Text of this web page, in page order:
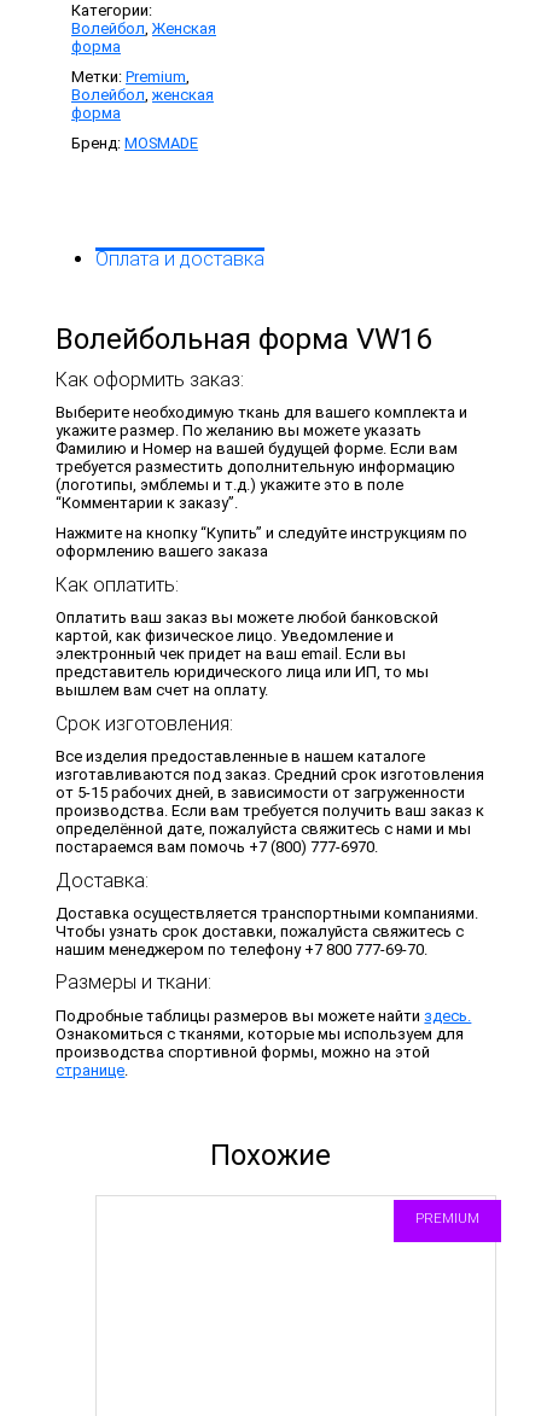
Категории:
Волейбол, Женская
форма
Метки: Premium,
Волейбол, женская
форма
Бренд: MOSMADE
Оплата и доставка
Волейбольная форма VW16
Как оформить заказ:
Выберите необходимую ткань для вашего комплекта и
укажите размер. По желанию вы можете указать
Фамилию и Номер на вашей будущей форме. Если вам
требуется разместить дополнительную информацию
(логотипы, эмблемы и т.д.) укажите это в поле
“Комментарии к заказу”.
Нажмите на кнопку “Купить” и следуйте инструкциям по
оформлению вашего заказа
Как оплатить:
Оплатить ваш заказ вы можете любой банковской
картой, как физическое лицо. Уведомление и
электронный чек придет на ваш email. Если вы
представитель юридического лица или ИП, то мы
вышлем вам счет на оплату.
Срок изготовления:
Все изделия предоставленные в нашем каталоге
изготавливаются под заказ. Средний срок изготовления
от 5-15 рабочих дней, в зависимости от загруженности
производства. Если вам требуется получить ваш заказ к
определённой дате, пожалуйста свяжитесь с нами и мы
постараемся вам помочь +7 (800) 777-6970.
Доставка:
Доставка осуществляется транспортными компаниями.
Чтобы узнать срок доставки, пожалуйста свяжитесь с
нашим менеджером по телефону +7 800 777-69-70.
Размеры и ткани:
Подробные таблицы размеров вы можете найти здесь.
Ознакомиться с тканями, которые мы используем для
производства спортивной формы, можно на этой
странице
Похожие
PREMIUM